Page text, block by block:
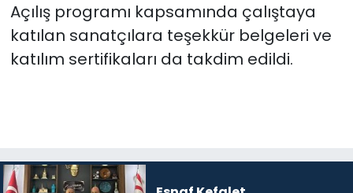
Açılış programı kapsamında çalıştaya
katılan sanatçılara teşekkür belgeleri ve
katılım sertifikaları da takdim edildi.